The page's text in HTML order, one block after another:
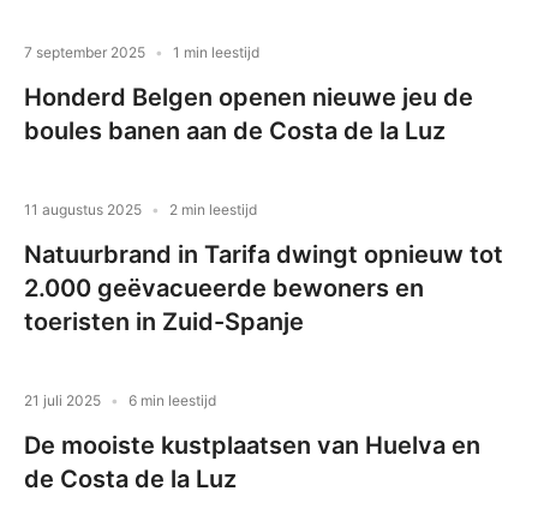
7 september 2025 1 min leestijd
Honderd Belgen openen nieuwe jeu de
boules banen aan de Costa de la Luz
11 augustus 2025 2 min leestijd
Natuurbrand in Tarifa dwingt opnieuw tot
2.000 geëvacueerde bewoners en
toeristen in Zuid-Spanje
21 juli 2025 6 min leestijd
De mooiste kustplaatsen van Huelva en
de Costa de la Luz